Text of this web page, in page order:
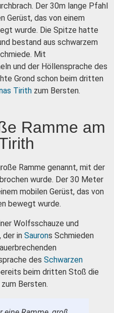
Der 30m lange Pfahl
Gerüst, das von einem
wurde. Die Spitze hatte
bestand aus schwarzem
Mit
und der Höllensprache des
Grond schon beim dritten
Tirith zum Bersten.
Ramme am
Ramme genannt, mit der
wurde. Der 30 Meter
mobilen Gerüst, das von
bewegt wurde.
Wolfsschauze und
der in Saurons Schmieden
des Schwarzen
beim dritten Stoß die
zum Bersten.